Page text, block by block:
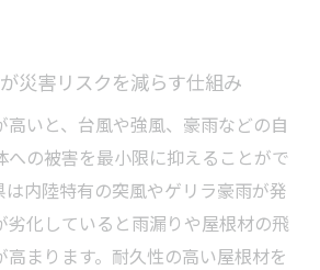
災害リスクを減らす仕組み
高いと、台風や強風、豪雨などの自
への被害を最小限に抑えることがで
は内陸特有の突風やゲリラ豪雨が発
劣化していると雨漏りや屋根材の飛
まります。耐久性の高い屋根材を